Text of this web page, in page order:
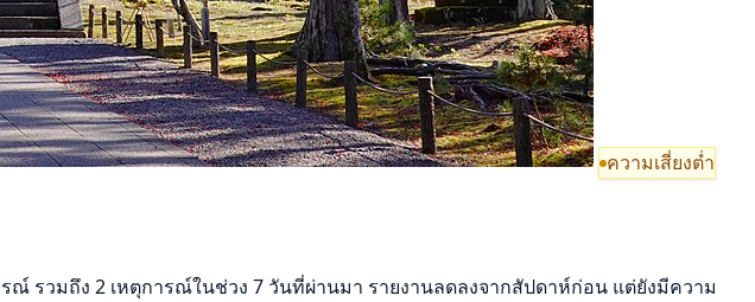
ความเสี่ยงต่ำ
รวมถึง 2 เหตุการณ์ในช่วง 7 วันที่ผ่านมา รายงานลดลงจากสัปดาห์ก่อน แต่ยังมีความ